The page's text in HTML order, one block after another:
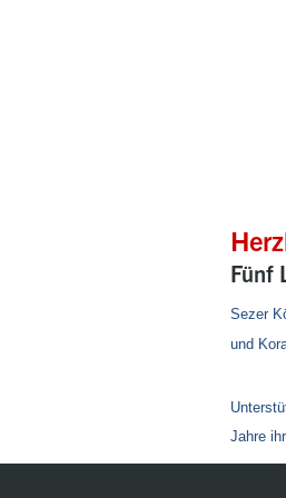
Fünf
Sezer
und
Jahre